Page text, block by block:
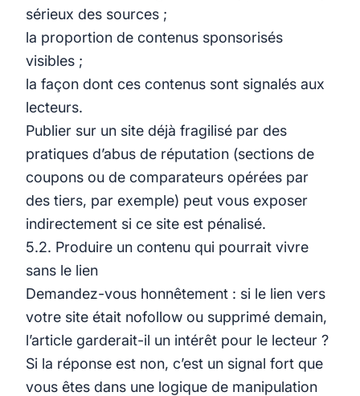
sérieux des sources ;
la proportion de contenus sponsorisés
visibles ;
la façon dont ces contenus sont signalés aux
lecteurs.
Publier sur un site déjà fragilisé par des
pratiques d’abus de réputation (sections de
coupons ou de comparateurs opérées par
des tiers, par exemple) peut vous exposer
indirectement si ce site est pénalisé.
5.2. Produire un contenu qui pourrait vivre
sans le lien
Demandez-vous honnêtement : si le lien vers
votre site était nofollow ou supprimé demain,
l’article garderait-il un intérêt pour le lecteur ?
Si la réponse est non, c’est un signal fort que
vous êtes dans une logique de manipulation